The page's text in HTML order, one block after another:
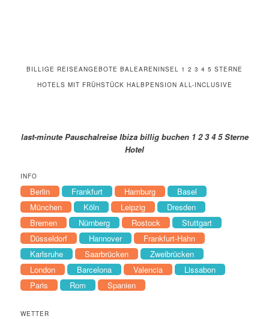
BILLIGE REISEANGEBOTE BALEARENINSEL 1 2 3 4 5 STERNE
HOTELS MIT FRÜHSTÜCK HALBPENSION ALL-INCLUSIVE
last-minute Pauschalreise Ibiza billig buchen 1 2 3 4 5 Sterne
Hotel
INFO
Berlin Frankfurt Hamburg
Basel
München
Köln Leipzig
Dresden
Bremen
Nürnberg Rostock
Stuttgart
Düsseldorf
Hannover
Frankfurt-Hahn
Karlsruhe
Saarbrücken
Zweibrücken
London
Barcelona Valencia
Lissabon
Paris
Rom Spanien
WETTER